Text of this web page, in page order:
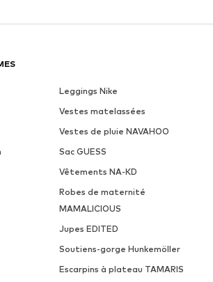
Leggings Nike
Vestes matelassées
Vestes de pluie NAVAHOO
Sac GUESS
Vêtements NA-KD
Robes de maternité
MAMALICIOUS
Jupes EDITED
Soutiens-gorge Hunkemöller
Escarpins à plateau TAMARIS